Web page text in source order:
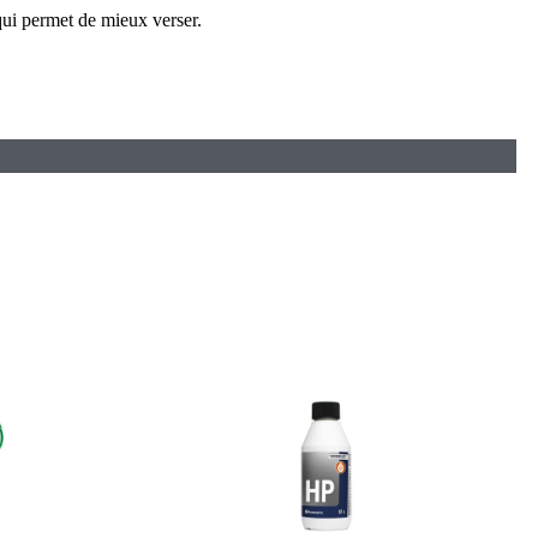
permet de mieux verser.